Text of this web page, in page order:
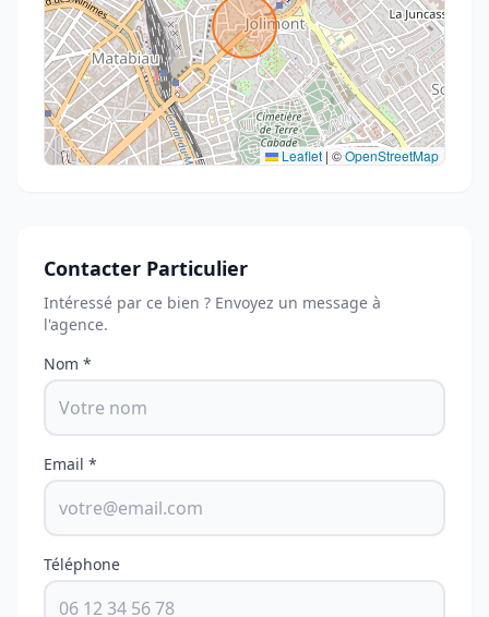
Leaflet | ©OpenStreetMap
Contacter Particulier
Intéressé par ce bien ? Envoyez un message à
l'agence.
Nom *
Email *
Téléphone